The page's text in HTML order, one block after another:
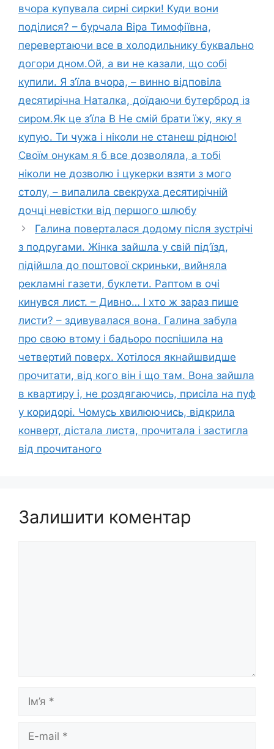
вчора купувала сирні сирки! Куди вони
поділися? – бурчала Віра Тимофіївна,
перевертаючи все в холодильнику буквально
догори дном.Ой, а ви не казали, що собі
купили. Я з’їла вчора, – винно відповіла
десятирічна Наталка, доїдаючи бутерброд із
сиром.Як це з’їла В Не смій брати їжу, яку я
купую. Ти чужа і ніколи не станеш рідною!
Своїм онукам я б все дозволяла, а тобі
ніколи не дозволю і цукерки взяти з мого
столу, – випалила свекруха десятирічній
дочці невістки від першого шлюбу
Галина поверталася додому після зустрічі
з подругами. Жінка зайшла у свій під’їзд,
підійшла до поштової скриньки, вийняла
рекламні газети, буклети. Раптом в очі
кинувся лист. – Дивно… І хто ж зараз пише
листи? – здивувалася вона. Галина забула
про свою втому і бадьоро поспішила на
четвертий поверх. Хотілося якнайшвидше
прочитати, від кого він і що там. Вона зайшла
в квартиру і, не роздягаючись, присіла на пуф
у коридорі. Чомусь хвилюючись, відкрила
конверт, дістала листа, прочитала і застигла
від прочитаного
Залишити коментар
mail